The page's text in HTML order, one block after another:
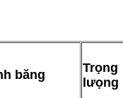
băng
Trọng
lưọng